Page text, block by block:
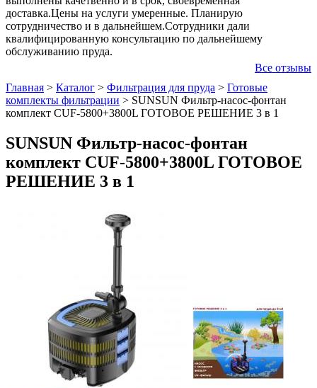
доставка.Цены на услуги умеренные. Планирую
сотрудничество и в дальнейшем.Сотрудники дали
квалифицированную консультацию по дальнейшему
обслуживанию пруда.
Все отзывы
Главная > Каталог > Фильтрация для пруда > Готовые
комплекты фильтрации > SUNSUN Фильтр-насос-фонтан
комплект CUF-5800+3800L ГОТОВОЕ РЕШЕНИЕ 3 в 1
SUNSUN Фильтр-насос-фонтан
комплект CUF-5800+3800L ГОТОВОЕ
РЕШЕНИЕ 3 в 1